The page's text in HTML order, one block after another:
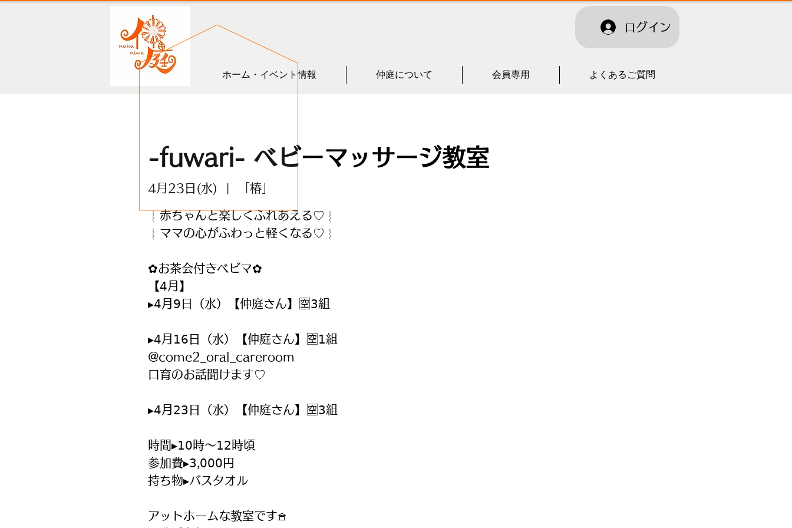
ログイン
ホーム・イベント情報 仲庭について 会員専用 よくあるご質問
-fuwari- ベビーマッサージ教室
4月23日(水) 「椿」
︴赤ちゃんと楽しくふれあえる♡︴
︴ママの心がふわっと軽くなる♡︴
✿お茶会付きベビマ✿
【𝟦月】
▸𝟦月𝟫日（水）【仲庭さん】🈳𝟥組
▸𝟦月𝟣𝟨日（水）【仲庭さん】🈳𝟣組
@come2_oral_careroom
口育のお話聞けます♡
▸𝟦月𝟤𝟥日（水）【仲庭さん】🈳𝟥組
時間▸𝟣𝟢時〜𝟣𝟤時頃
参加費▸𝟥,𝟢𝟢𝟢円
持ち物▸バスタオル
アットホームな教室です𖠿